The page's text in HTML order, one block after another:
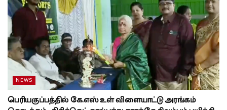
NEWS
பெரியகுப்பத்தில் கே.எஸ் உள் விளையாட்டு அரங்கம்